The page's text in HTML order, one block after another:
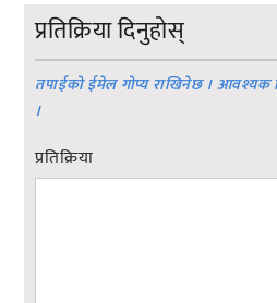
प्रतिक्रिया दिनुहोस्
तपाईको ईमेल गोप्य राखिनेछ । आवश्यक
।
प्रतिक्रिया